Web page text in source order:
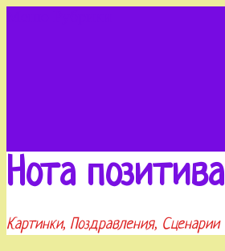
Нота позитива
Картинки, Поздравления, Сценарии